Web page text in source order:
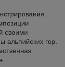
своими
гор.